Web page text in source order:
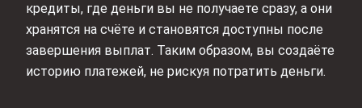
кредиты, где деньги вы не получаете сразу, а они
хранятся на счёте и становятся доступны после
завершения выплат. Таким образом, вы создаёте
историю платежей, не рискуя потратить деньги.